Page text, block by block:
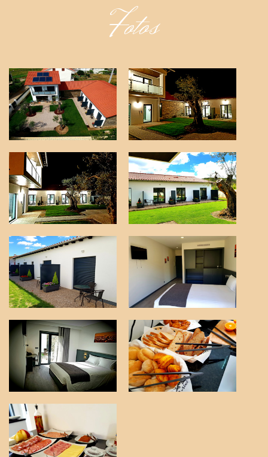
Fotos